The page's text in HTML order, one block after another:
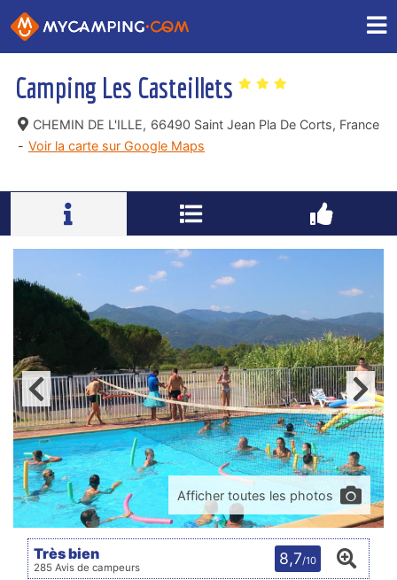
Camping Les Casteillets
CHEMIN DE L'ILLE, 66490 Saint Jean Pla De Corts, France
- Voir la carte sur Google Maps
Afficher toutes les photos
Très bien
285 Avis de campeurs 8,7/10